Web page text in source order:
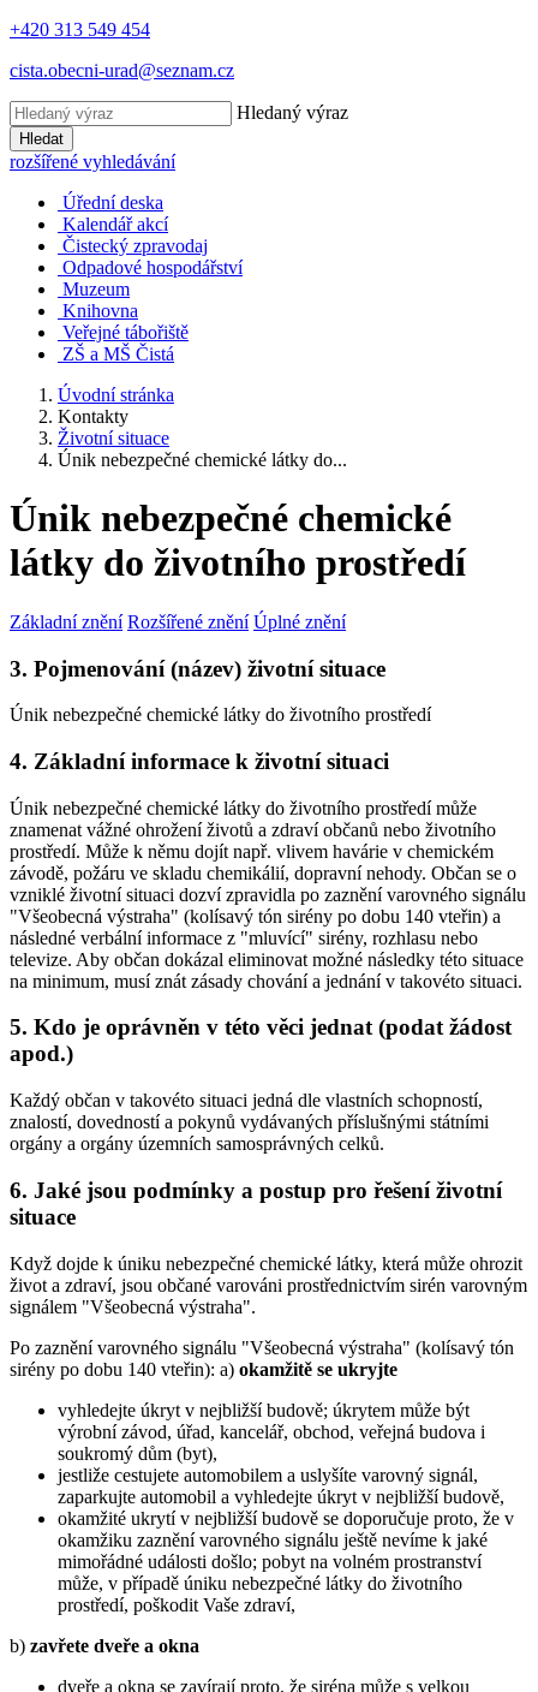
+420 313 549 454
cista.obecni-urad@seznam.cz
Hledaný výraz
Hledat
rozšířené vyhledávání
Úřední deska
Kalendář akcí
Čistecký zpravodaj
Odpadové hospodářství
Muzeum
Knihovna
Veřejné tábořiště
ZŠ a MŠ Čistá
Úvodní stránka
Kontakty
Životní situace
Únik nebezpečné chemické látky do...
Únik nebezpečné chemické
látky do životního prostředí
Základní znění Rozšířené znění Úplné znění
3. Pojmenování (název) životní situace
Únik nebezpečné chemické látky do životního prostředí
4. Základní informace k životní situaci
Únik nebezpečné chemické látky do životního prostředí může
znamenat vážné ohrožení životů a zdraví občanů nebo životního
prostředí. Může k němu dojít např. vlivem havárie v chemickém
závodě, požáru ve skladu chemikálií, dopravní nehody. Občan se o
vzniklé životní situaci dozví zpravidla po zaznění varovného signálu
"Všeobecná výstraha" (kolísavý tón sirény po dobu 140 vteřin) a
následné verbální informace z "mluvící" sirény, rozhlasu nebo
televize. Aby občan dokázal eliminovat možné následky této situace
na minimum, musí znát zásady chování a jednání v takovéto situaci.
5. Kdo je oprávněn v této věci jednat (podat žádost
apod.)
Každý občan v takovéto situaci jedná dle vlastních schopností,
znalostí, dovedností a pokynů vydávaných příslušnými státními
orgány a orgány územních samosprávných celků.
6. Jaké jsou podmínky a postup pro řešení životní
situace
Když dojde k úniku nebezpečné chemické látky, která může ohrozit
život a zdraví, jsou občané varováni prostřednictvím sirén varovným
signálem "Všeobecná výstraha".
Po zaznění varovného signálu "Všeobecná výstraha" (kolísavý tón
sirény po dobu 140 vteřin): a) okamžitě se ukryjte
vyhledejte úkryt v nejbližší budově; úkrytem může být
výrobní závod, úřad, kancelář, obchod, veřejná budova i
soukromý dům (byt),
jestliže cestujete automobilem a uslyšíte varovný signál,
zaparkujte automobil a vyhledejte úkryt v nejbližší budově,
okamžité ukrytí v nejbližší budově se doporučuje proto, že v
okamžiku zaznění varovného signálu ještě nevíme k jaké
mimořádné události došlo; pobyt na volném prostranství
může, v případě úniku nebezpečné látky do životního
prostředí, poškodit Vaše zdraví,
b) zavřete dveře a okna
dveře a okna se zavírají proto, že siréna může s velkou